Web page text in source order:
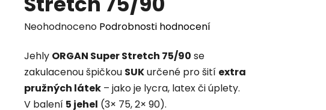
Průměrné
produktu
je
0,0
z
Neohodnoceno Podrobnosti hodnocení
Jehly ORGAN Super Stretch 75/90 se
zakulacenou špičkou SUKurčené pro šití extra
pružných látek – jako je lycra, latex či úplety.
V balení 5 jehel (3× 75, 2× 90).